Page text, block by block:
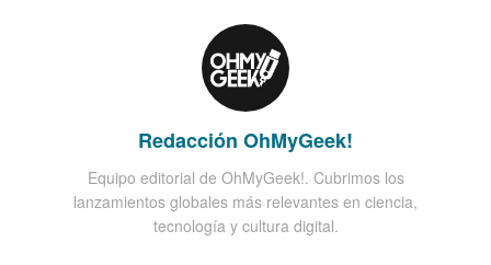
Redacción OhMyGeek!
Equipo editorial de OhMyGeek!. Cubrimos los
lanzamientos globales más relevantes en ciencia,
tecnología y cultura digital.